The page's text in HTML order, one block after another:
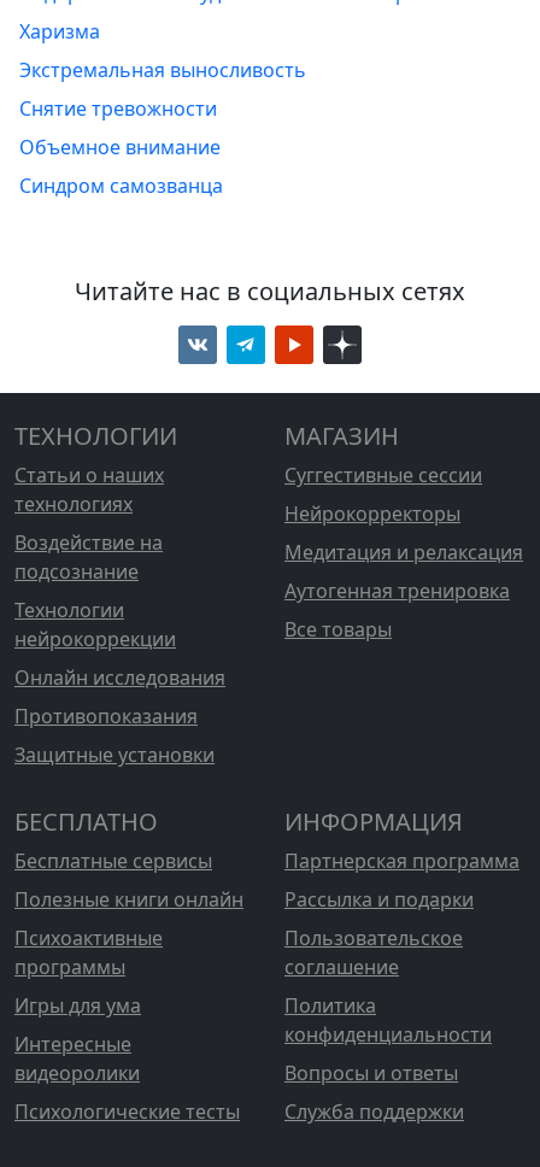
Харизма
Экстремальная выносливость
Снятие тревожности
Объемное внимание
Синдром самозванца
Читайте нас в социальных сетях
ТЕХНОЛОГИИ
Статьи о наших
технологиях
Воздействие на
подсознание
Технологии
нейрокоррекции
Онлайн исследования
Противопоказания
Защитные установки
МАГАЗИН
Суггестивные сессии
Нейрокорректоры
Медитация и релаксация
Аутогенная тренировка
Все товары
БЕСПЛАТНО
Бесплатные сервисы
Полезные книги онлайн
Психоактивные
программы
Игры для ума
Интересные
видеоролики
Психологические тесты
ИНФОРМАЦИЯ
Партнерская программа
Рассылка и подарки
Пользовательское
соглашение
Политика
конфиденциальности
Вопросы и ответы
Служба поддержки